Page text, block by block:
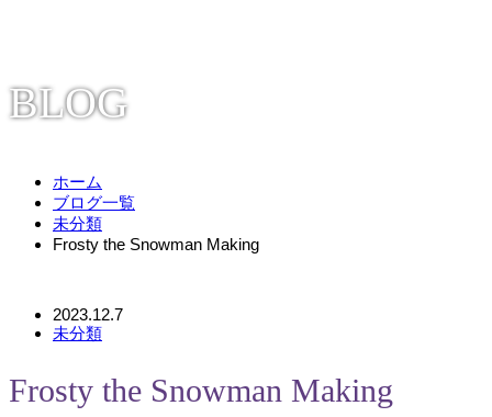
BLOG
ホーム
ブログ一覧
未分類
Frosty the Snowman Making
2023.12.7
未分類
Frosty the Snowman Making